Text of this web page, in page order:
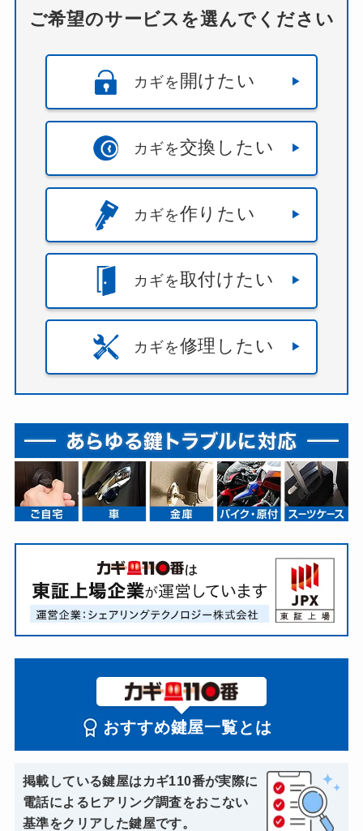
ご希望のサービスを選んでください
カギを 開けたい
カギを交換したい
カギを作りたい
カギを取付けたい
カギを修理したい
おすすめ鍵屋一覧とは
掲載している鍵屋はカギ110番が実際に
電話によるヒアリング調査をおこない
基準をクリアした鍵屋です。